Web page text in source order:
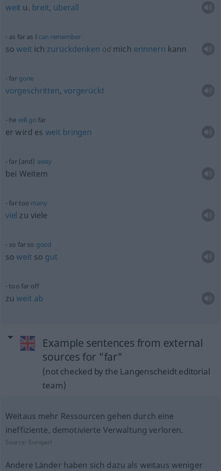
weit u. breit, überall
as far as I can remember
soweit ich zurückdenken odmich erinnern kann
far gone
vorgeschritten, vorgerückt
he will go far
er wird es weit bringen
far (and) away
bei Weitem
far too many
viel zu viele
so far so good
soweit so gut
too far off
zuweit ab
Example sentences from external
sources for "far"
(not checked by the Langenscheidt editorial
team)
Weitaus mehr Ressourcen gehen durch eine
ineffiziente, demotivierte Verwaltung verloren.
Source: Europarl
Andere Länder haben sich dazu als weitaus weniger